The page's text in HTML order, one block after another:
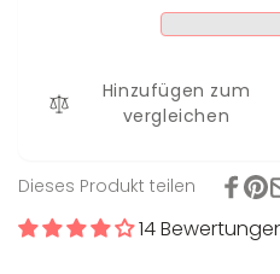
Support
Hinzufügen zum
vergleichen
Dieses Produkt teilen
14